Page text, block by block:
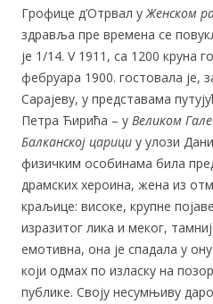
Грофице д’Отрвал уЖенском
здравља пре времена се
је 1/14. V 1911, са 1200 круна
фебруара 1900. гостовала је,
Сарајеву, у представама
Петра Ћирића – у Великом
Балканској царици у улози
физичким особинама била
драмских хероина, жена из
краљице: високе, крупне
изразитог лика и меког,
емотивна, она је спадала у
који одмах по изласку на
публике. Своју несумњиву